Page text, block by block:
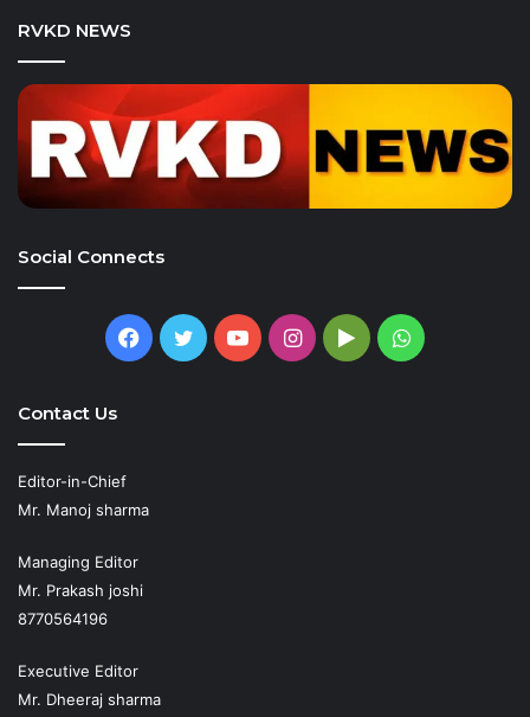
RVKD NEWS
Social Connects
Facebook
TwitterYouTubeInstagram
GoogleWhatsApp
Contact Us
Editor-in-Chief
Mr. Manoj sharma
Managing Editor
Mr. Prakash joshi
8770564196
Executive Editor
Mr. Dheeraj sharma